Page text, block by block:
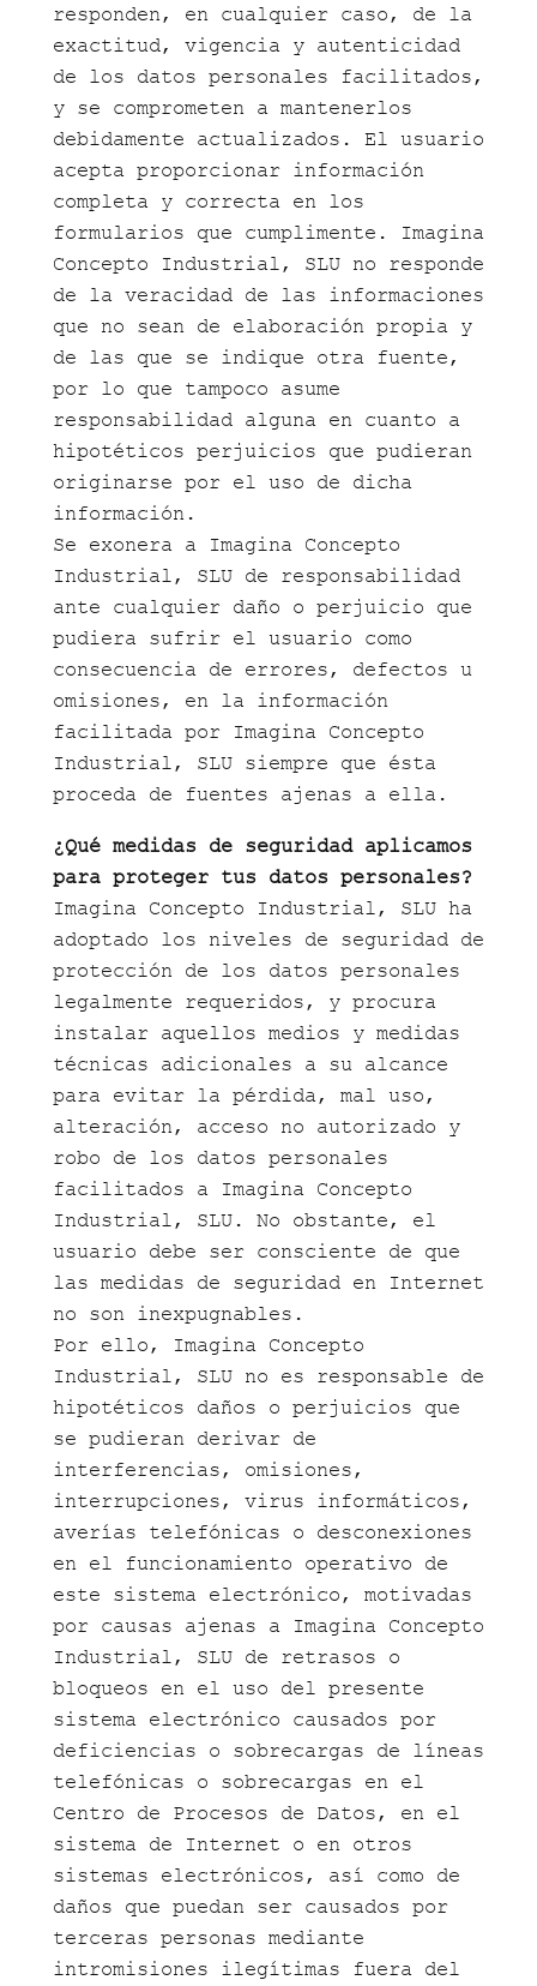
responden, en cualquier caso, de la
exactitud, vigencia y autenticidad
de los datos personales facilitados,
y se comprometen a mantenerlos
debidamente actualizados. El usuario
acepta proporcionar información
completa y correcta en los
formularios que cumplimente. Imagina
Concepto Industrial, SLU no responde
de la veracidad de las informaciones
que no sean de elaboración propia y
de las que se indique otra fuente,
por lo que tampoco asume
responsabilidad alguna en cuanto a
hipotéticos perjuicios que pudieran
originarse por el uso de dicha
información.
Se exonera a Imagina Concepto
Industrial, SLU de responsabilidad
ante cualquier daño o perjuicio que
pudiera sufrir el usuario como
consecuencia de errores, defectos u
omisiones, en la información
facilitada por Imagina Concepto
Industrial, SLU siempre que ésta
proceda de fuentes ajenas a ella.
¿Qué medidas de seguridad aplicamos
para proteger tus datos personales?
Imagina Concepto Industrial, SLU ha
adoptado los niveles de seguridad de
protección de los datos personales
legalmente requeridos, y procura
instalar aquellos medios y medidas
técnicas adicionales a su alcance
para evitar la pérdida, mal uso,
alteración, acceso no autorizado y
robo de los datos personales
facilitados a Imagina Concepto
Industrial, SLU. No obstante, el
usuario debe ser consciente de que
las medidas de seguridad en Internet
no son inexpugnables.
Por ello, Imagina Concepto
Industrial, SLU no es responsable de
hipotéticos daños o perjuicios que
se pudieran derivar de
interferencias, omisiones,
interrupciones, virus informáticos,
averías telefónicas o desconexiones
en el funcionamiento operativo de
este sistema electrónico, motivadas
por causas ajenas a Imagina Concepto
Industrial, SLU de retrasos o
bloqueos en el uso del presente
sistema electrónico causados por
deficiencias o sobrecargas de líneas
telefónicas o sobrecargas en el
Centro de Procesos de Datos, en el
sistema de Internet o en otros
sistemas electrónicos, así como de
daños que puedan ser causados por
terceras personas mediante
intromisiones ilegítimas fuera del